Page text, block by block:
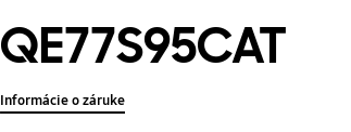
QE77S95CAT
Informácie o záruke